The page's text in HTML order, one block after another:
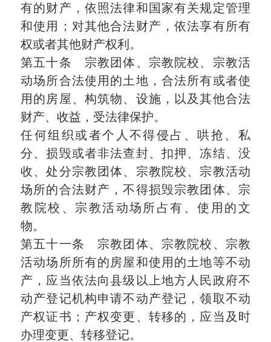
有的财产，依照法律和国家有关规定管理
和使用；对其他合法财产，依法享有所有
权或者其他财产权利。
第五十条 宗教团体、宗教院校、宗教活
动场所合法使用的土地，合法所有或者使
用的房屋、构筑物、设施，以及其他合法
财产、收益，受法律保护。
任何组织或者个人不得侵占、哄抢、私
分、损毁或者非法查封、扣押、冻结、没
收、处分宗教团体、宗教院校、宗教活动
场所的合法财产，不得损毁宗教团体、宗
教院校、宗教活动场所占有、使用的文
物。
第五十一条 宗教团体、宗教院校、宗教
活动场所所有的房屋和使用的土地等不动
产，应当依法向县级以上地方人民政府不
动产登记机构申请不动产登记，领取不动
产权证书；产权变更、转移的，应当及时
办理变更、转移登记。